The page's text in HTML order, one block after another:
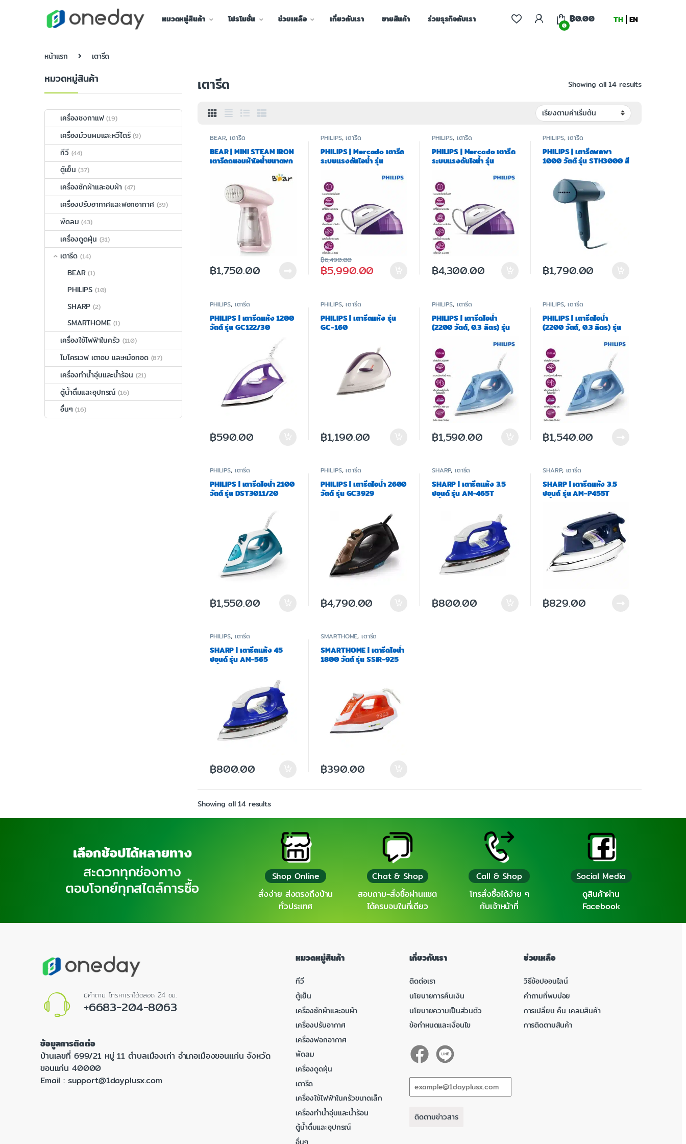
หมวดหมู่สินค้า โปรโมชั่น ช่วยเหลือ เกี่ยวกับเรา ขายสินค้า ร่วมธุรกิจกับเรา
0
฿0.00 TH EN
หน้าแรก เตารีด
เตารีด Showing all 14 results
BEAR,เตารีด
BEAR | MINI STEAM IRON
เตารีดถนอมผ้าไอน้ำขนาดพก
฿1,750.00
PHILIPS,เตารีด
PHILIPS | Mercado เตารีด
ระบบแรงดันไอน้ำ รุ่น
Clean
฿5,990.00
฿6,490.00
PHILIPS, เตารีด
PHILIPS | Mercado เตารีด
ระบบแรงดันไอน้ำ รุ่น
Cleana
฿4,300.00
PHILIPS,เตารีด
PHILIPS | เตารีดพกพา
1000 วัตต์ รุ่น STH3000 สี
฿1,790.00
PHILIPS, เตารีด
PHILIPS | เตารีดแห้ง 1200
วัตต์ รุ่น GC122/30
฿590.00
PHILIPS,เตารีด
PHILIPS | เตารีดแห้ง รุ่น
GC-160
฿1,190.00
PHILIPS, เตารีด
PHILIPS | เตารีดไอน้ำ
(2200 วัตต์, 0.3 ลิตร) รุ่น
฿1,590.00
PHILIPS,เตารีด
PHILIPS | เตารีดไอน้ำ
(2200 วัตต์, 0.3 ลิตร) รุ่น
฿1,540.00
PHILIPS, เตารีด
PHILIPS | เตารีดไอน้ำ 2100
วัตต์ รุ่น DST3011/20
฿1,550.00
PHILIPS,เตารีด
PHILIPS | เตารีดไอน้ำ 2600
วัตต์ รุ่น GC3929
฿4,790.00
SHARP,เตารีด
SHARP | เตารีดแห้ง 3.5
ปอนด์ รุ่น AM-465T
฿800.00
SHARP, เตารีด
SHARP | เตารีดแห้ง 3.5
ปอนด์ รุ่น AM-P455T
฿829.00
PHILIPS, เตารีด
SHARP | เตารีดแห้ง 4.5
ปอนด์ รุ่น AM-565
฿800.00
SMARTHOME, เตารีด
SMARTHOME | เตารีดไอน้ำ
1800 วัตต์ รุ่น SSIR-925
฿390.00
Showing all 14 results
หมวดหมู่สินค้า
เครื่องชงกาแฟ (19)
เครื่องม้วนผมและหวีไดร์ (9)
ทีวี (44)
ตู้เย็น (37)
เครื่องซักผ้าและอบผ้า (47)
เครื่องปรับอากาศและฟอกอากาศ (39)
พัดลม (43)
เครื่องดูดฝุ่น (31)
เตารีด (14)
BEAR (1)
PHILIPS (10)
SHARP (2)
SMARTHOME (1)
เครื่องใช้ไฟฟ้าในครัว (110)
ไมโครเวฟ เตาอบ และหม้อทอด (87)
เครื่องทำน้ำอุ่นและน้ำร้อน (21)
ตู้น้ำดื่มและอุปกรณ์ (16)
อื่นๆ (16)
เลือกช้อปได้หลายทาง
สะดวกทุกช่องทาง
ตอบโจทย์ทุกสไตล์การซื้อ
Shop Online
สั่งง่าย ส่งตรงถึงบ้าน
ทั่วประเทศ
Chat & Shop
สอบถาม-สั่งซื้อผ่านแชต
ได้ครบจบในที่เดียว
Call & Shop
โทรสั่งซื้อได้ง่าย ๆ
กับเจ้าหน้าที่
Social Media
ดูสินค้าผ่าน
Facebook
มีคำถาม โทรหาเราได้ตลอด 24 ชม.
+6683-204-8063
ข้อมูลการติดต่อ
บ้านเลขที่ 699/21 หมู่ 11 ตำบลเมืองเก่า อำเภอเมืองขอนแก่น จังหวัด
ขอนแก่น 40000
Email : support@1dayplusx.com
หมวดหมู่สินค้า
ทีวี
ตู้เย็น
เครื่องซักผ้าและอบผ้า
เครื่องปรับอากาศ
เครื่องฟอกอากาศ
พัดลม
เครื่องดูดฝุ่น
เตารีด
เครื่องใช้ไฟฟ้าในครัวขนาดเล็ก
เครื่องทำน้ำอุ่นและน้ำร้อน
ตู้น้ำดื่มและอุปกรณ์
เกี่ยวกับเรา
ติดต่อเรา
นโยบายการคืนเงิน
นโยบายความเป็นส่วนตัว
ข้อกำหนดและเงื่อนไข
ติดตามข่าวสาร
ช่วยเหลือ
วิธีช้อปออนไลน์
คำถามที่พบบ่อย
การเปลี่ยน คืน เคลมสินค้า
การติดตามสินค้า